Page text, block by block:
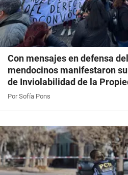
Con mensajes en defensa
mendocinos manifestaron
de Inviolabilidad de la
Por Sofía Pons